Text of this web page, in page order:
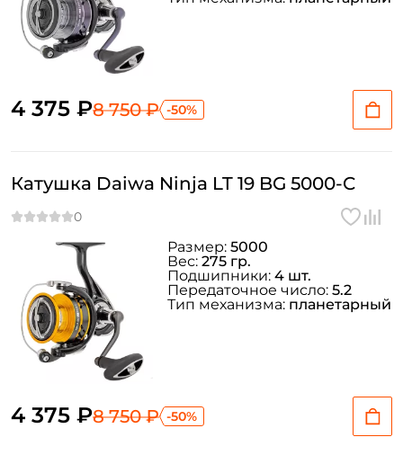
4 375 ₽8 750 ₽ -50%
Катушка Daiwa Ninja LT 19 BG 5000-C
4 375 ₽8 750 ₽ -50%
Размер: 5000
Вес: 275 гр.
Подшипники: 4 шт.
Передаточное число: 5.2
Тип механизма: планетарный